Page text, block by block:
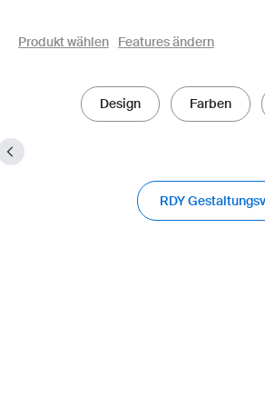
Produkt wählen Features ändern
Design Farben
RDY